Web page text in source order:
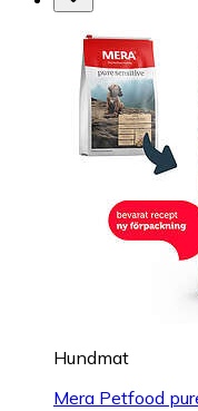
Hundmat
Mera Petfood